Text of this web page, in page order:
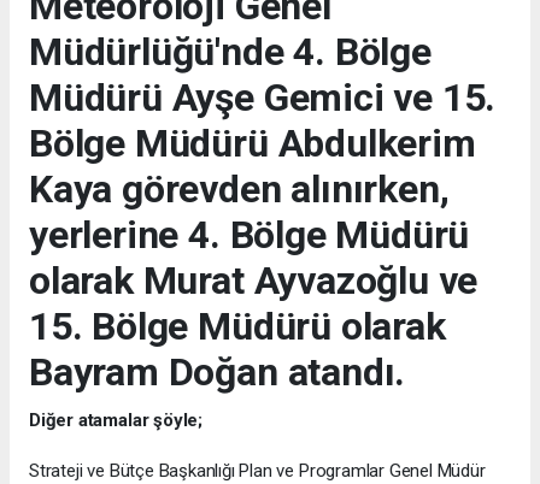
Müdürlüğü'nde 4. Bölge
Müdürü Ayşe Gemici ve 15.
Bölge Müdürü Abdulkerim
Kaya görevden alınırken,
yerlerine 4. Bölge Müdürü
olarak Murat Ayvazoğlu ve
15. Bölge Müdürü olarak
Bayram Doğan atandı.
Diğer atamalar şöyle;
Strateji ve Bütçe Başkanlığı Plan ve Programlar Genel Müdür